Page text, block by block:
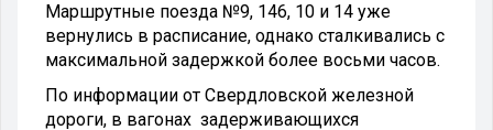
Маршрутные поезда №9, 146, 10 и 14 уже
вернулись в расписание, однако сталкивались с
максимальной задержкой более восьми часов.
По информации от Свердловской железной
дороги, в вагонах задерживающихся